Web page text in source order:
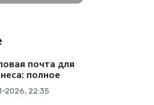
почта для
полное
2026, 22:35